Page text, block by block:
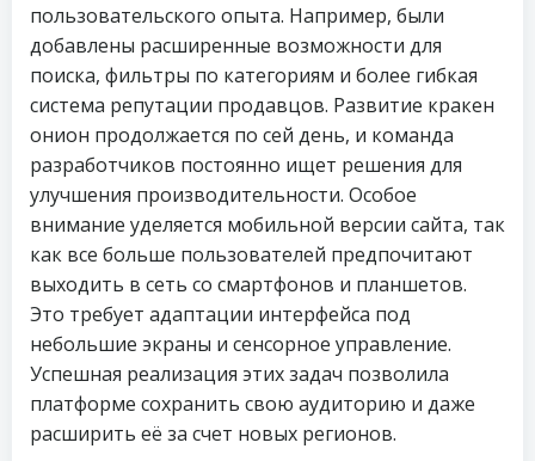
пользовательского опыта. Например, были
добавлены расширенные возможности для
поиска, фильтры по категориям и более гибкая
система репутации продавцов. Развитие кракен
онион продолжается по сей день, и команда
разработчиков постоянно ищет решения для
улучшения производительности. Особое
внимание уделяется мобильной версии сайта, так
как все больше пользователей предпочитают
выходить в сеть со смартфонов и планшетов.
Это требует адаптации интерфейса под
небольшие экраны и сенсорное управление.
Успешная реализация этих задач позволила
платформе сохранить свою аудиторию и даже
расширить её за счет новых регионов.